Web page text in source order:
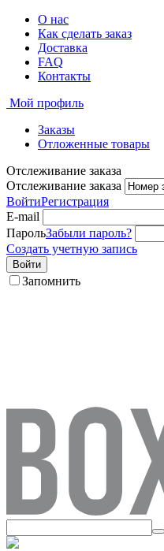
О нас
Как сделать заказ
Доставка
FAQ
Контакты
Мой профиль
Заказы
Отложенные товары
Отслеживание заказа
Отслеживание заказа
ВойтиРегистрация
E-mail
ПарольЗабыли пароль?
Создать учетную запись
Войти
Запомнить